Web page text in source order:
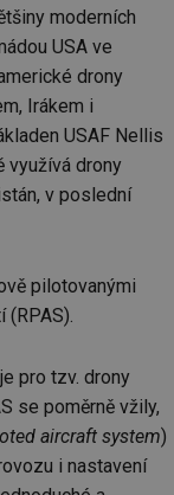
moderních
USA ve
drony
Irákem i
USAF Nellis
využívá drony
v poslední
pilotovanými
pro tzv. drony
se poměrně vžily,
aircraft system)
i nastavení